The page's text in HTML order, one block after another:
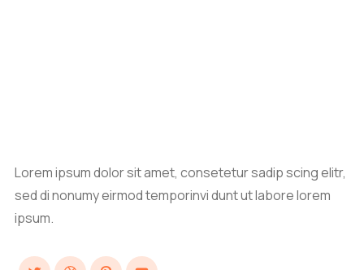
Lorem ipsum dolor sit amet, consetetur sadip scing elitr,
sed di nonumy eirmod temporinvi dunt ut labore lorem
ipsum.
TwitterDribbblePinterestYouTube